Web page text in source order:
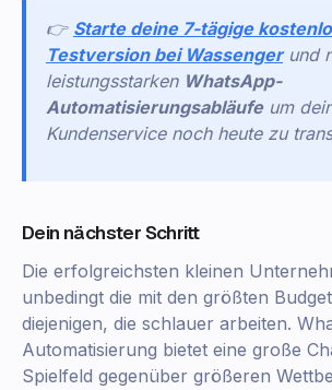
👉 Starte deine 7-tägige
Testversion bei Wassenger und
leistungsstarken WhatsApp-
Automatisierungsabläufe um
Kundenservice noch heute zu
Dein nächster Schritt
Die erfolgreichsten kleinen
unbedingt die mit den größten
diejenigen, die schlauer arbeiten.
Automatisierung bietet eine große
Spielfeld gegenüber größeren